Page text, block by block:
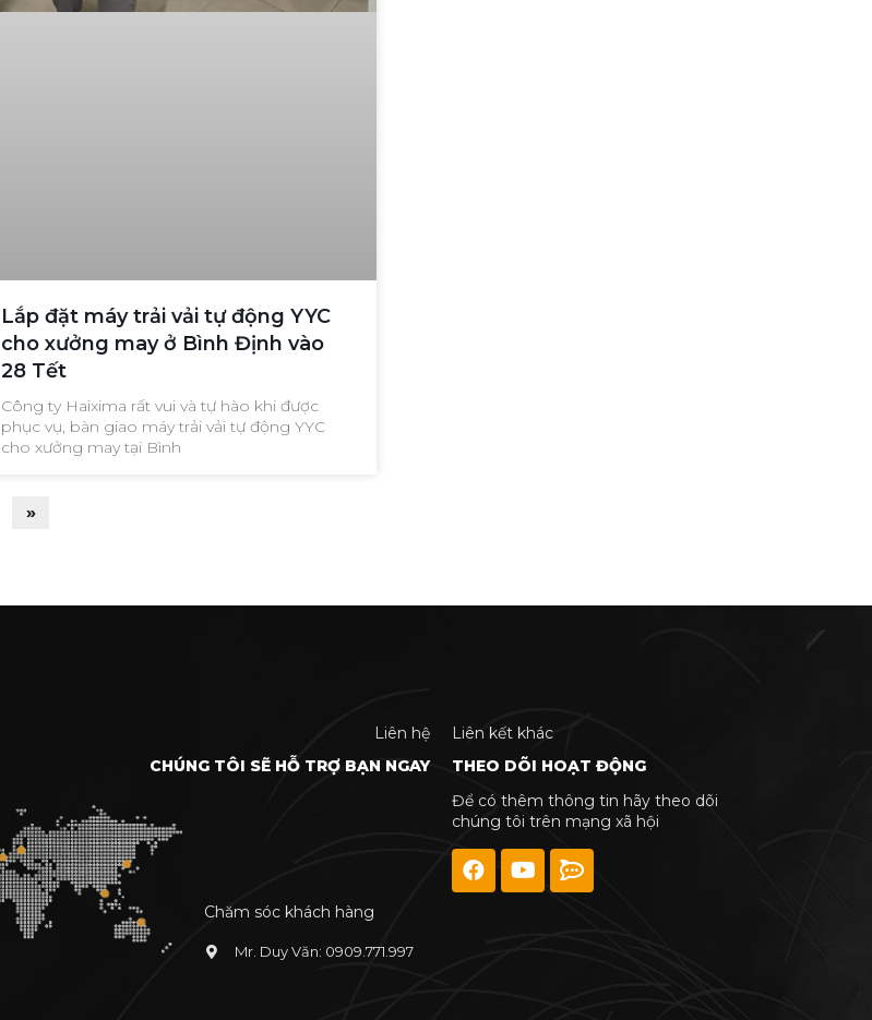
Lắp đặt máy trải vải tự động YYC
cho xưởng may ở Bình Định vào
28 Tết
Công ty Haixima rất vui và tự hào khi được
phục vụ, bàn giao máy trải vải tự động YYC
cho xưởng may tại Bình
»
Liên hệ
CHÚNG TÔI SẼ HỖ TRỢ BẠN NGAY
Chăm sóc khách hàng
Mr. Duy Văn: 0909.771.997
Liên kết khác
THEO DÕI HOẠT ĐỘNG
Để có thêm thông tin hãy theo dõi
chúng tôi trên mạng xã hội